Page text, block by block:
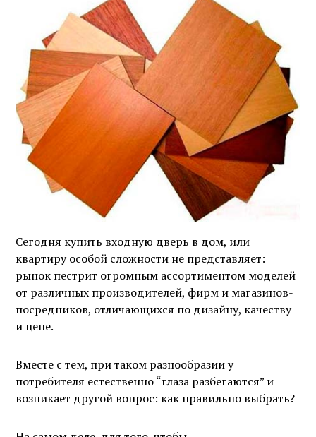
Сегодня купить входную дверь в дом, или
квартиру особой сложности не представляет:
рынок пестрит огромным ассортиментом моделей
от различных производителей, фирм и магазинов-
посредников, отличающихся по дизайну, качеству
и цене.
Вместе с тем, при таком разнообразии у
потребителя естественно “глаза разбегаются” и
возникает другой вопрос: как правильно выбрать?